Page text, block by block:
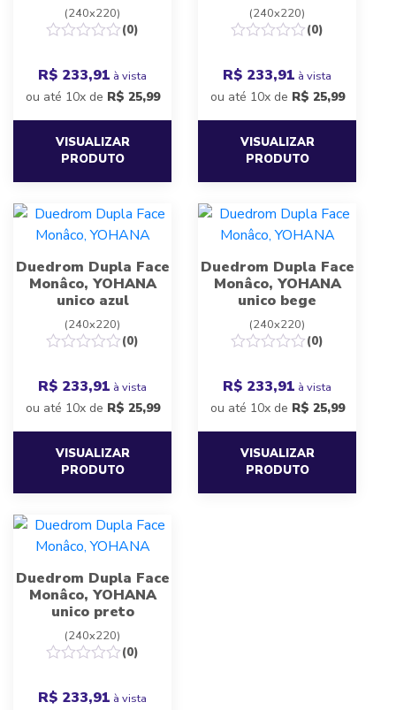
(240x220)
(0)
R$ 233,91 à vista
ou até 10x de R$ 25,99
VISUALIZAR
PRODUTO
(240x220)
(0)
R$ 233,91 à vista
ou até 10x de R$ 25,99
VISUALIZAR
PRODUTO
Duedrom Dupla Face
Monâco, YOHANA
unico azul
(240x220)
(0)
R$ 233,91 à vista
ou até 10x de R$ 25,99
VISUALIZAR
PRODUTO
Duedrom Dupla Face
Monâco, YOHANA
unico bege
(240x220)
(0)
R$ 233,91 à vista
ou até 10x de R$ 25,99
VISUALIZAR
PRODUTO
Duedrom Dupla Face
Monâco, YOHANA
unico preto
(240x220)
(0)
R$ 233,91 à vista